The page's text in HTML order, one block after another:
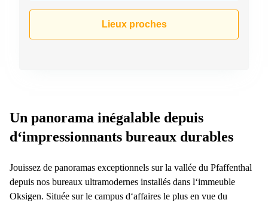
Centres
Lieux proches
Un panorama inégalable depuis
d‘impressionnants bureaux durables
Jouissez de panoramas exceptionnels sur la vallée du Pfaffenthal
depuis nos bureaux ultramodernes installés dans l‘immeuble
Oksigen. Située sur le campus d‘affaires le plus en vue du